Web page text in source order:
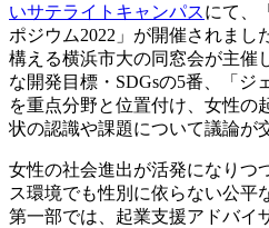
いサテライトキャンパスにて、
ポジウム2022」が開催されまし
構える横浜市大の同窓会が主催
な開発目標・SDGsの5番
「ジ
を重点分野と位置付け、女性の
状の認識や課題について議論が
女性の社会進出が活発になりつ
ス環境でも性別に依らない公平
第一部では、起業支援アドバイ